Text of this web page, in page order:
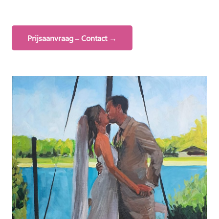
Prijsaanvraag – Contact →